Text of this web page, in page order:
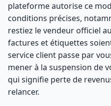
plateforme autorise ce
conditions précises,
restiez le vendeur officiel
factures et étiquettes
service client passe par
mener à la suspension de
qui signifie perte de
relancer.